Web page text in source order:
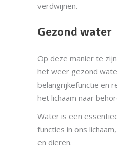
verdwijnen.
Gezond water
Op deze manier te
het weer gezond
belangrijkefunctie en
het lichaam naar
Water is een
functies in ons
en dieren.